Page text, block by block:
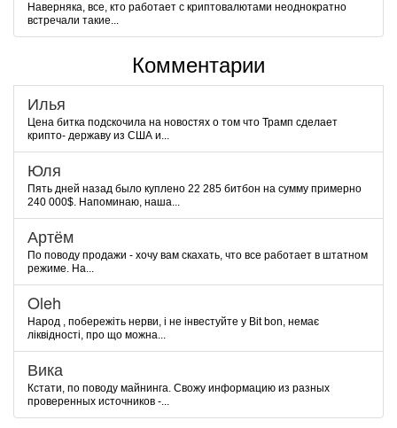
Наверняка, все, кто работает с криптовалютами неоднократно
встречали такие...
Комментарии
Илья
Цена битка подскочила на новостях о том что Трамп сделает
крипто- державу из США и...
Юля
Пять дней назад было куплено 22 285 битбон на сумму примерно
240 000$. Напоминаю, наша...
Артём
По поводу продажи - хочу вам скахать, что все работает в штатном
режиме. На...
Oleh
Народ , побережіть нерви, і не інвестуйте у Bit bon, немає
ліквідності, про що можна...
Вика
Кстати, по поводу майнинга. Свожу информацию из разных
проверенных источников -...